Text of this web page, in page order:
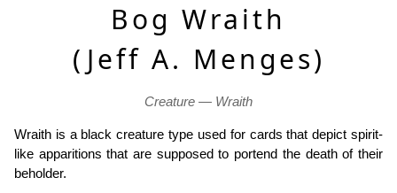
Bog Wraith
(Jeff A. Menges)
Creature — Wraith
Wraith is a black creature type used for cards that depict spirit-
like apparitions that are supposed to portend the death of their
beholder.